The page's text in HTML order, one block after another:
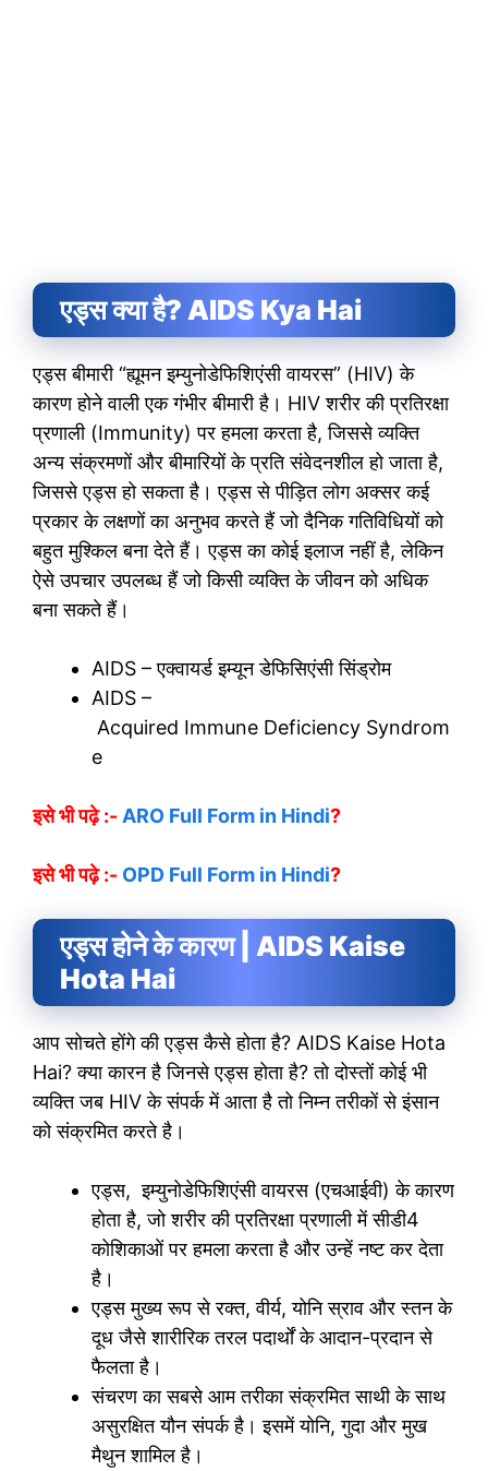
एड्स क्या है? AIDS Kya Hai
एड्स बीमारी “ह्यूमन इम्युनोडेफिशिएंसी वायरस” (HIV) के
कारण होने वाली एक गंभीर बीमारी है। HIV शरीर की प्रतिरक्षा
प्रणाली (Immunity) पर हमला करता है, जिससे व्यक्ति
अन्य संक्रमणों और बीमारियों के प्रति संवेदनशील हो जाता है,
जिससे एड्स हो सकता है। एड्स से पीड़ित लोग अक्सर कई
प्रकार के लक्षणों का अनुभव करते हैं जो दैनिक गतिविधियों को
बहुत मुश्किल बना देते हैं। एड्स का कोई इलाज नहीं है, लेकिन
ऐसे उपचार उपलब्ध हैं जो किसी व्यक्ति के जीवन को अधिक
बना सकते हैं।
AIDS – एक्वायर्ड इम्यून डेफिसिएंसी सिंड्रोम
AIDS –
Acquired Immune Deficiency Syndrom
e
इसे भी पढ़े :- ARO Full Form in Hindi?
इसे भी पढ़े :- OPD Full Form in Hindi?
एड्स होने के कारण | AIDS Kaise
Hota Hai
आप सोचते होंगे की एड्स कैसे होता है? AIDS Kaise Hota
Hai? क्या कारन है जिनसे एड्स होता है? तो दोस्तों कोई भी
व्यक्ति जब HIV के संपर्क में आता है तो निम्न तरीकों से इंसान
को संक्रमित करते है।
एड्स, इम्युनोडेफिशिएंसी वायरस (एचआईवी) के कारण
होता है, जो शरीर की प्रतिरक्षा प्रणाली में सीडी4
कोशिकाओं पर हमला करता है और उन्हें नष्ट कर देता
है।
एड्स मुख्य रूप से रक्त, वीर्य, योनि स्राव और स्तन के
दूध जैसे शारीरिक तरल पदार्थों के आदान-प्रदान से
फैलता है।
संचरण का सबसे आम तरीका संक्रमित साथी के साथ
असुरक्षित यौन संपर्क है। इसमें योनि, गुदा और मुख
मैथुन शामिल है।